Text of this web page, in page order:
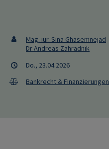
Mag. iur. Sina Ghasemnejad
Dr Andreas Zahradnik
Do., 23.04.2026
Bankrecht & Finanzierungen